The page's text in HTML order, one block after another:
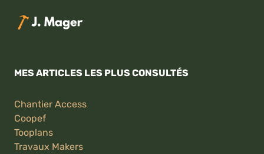
MES ARTICLES LES PLUS CONSULTÉS
Chantier Access
Coopef
Tooplans
Travaux Makers